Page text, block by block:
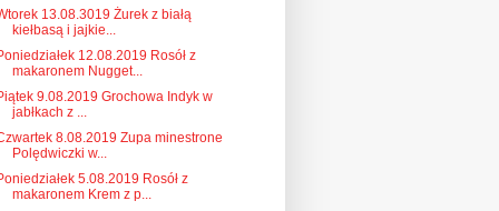
13.08.3019 Żurek z białą
kiełbasą i jajkie...
12.08.2019 Rosół z
makaronem Nugget...
9.08.2019 Grochowa Indyk w
jabłkach z ...
8.08.2019 Zupa minestrone
Polędwiczki w...
5.08.2019 Rosół z
makaronem Krem z p...